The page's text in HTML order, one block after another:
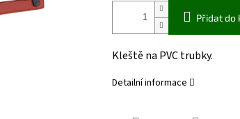
Přidat do
Kleště na PVC trubky.
Detailní informace